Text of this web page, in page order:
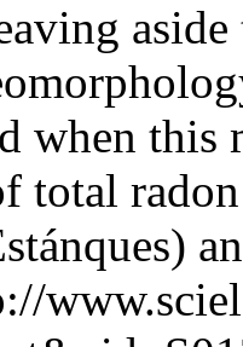
when this
total